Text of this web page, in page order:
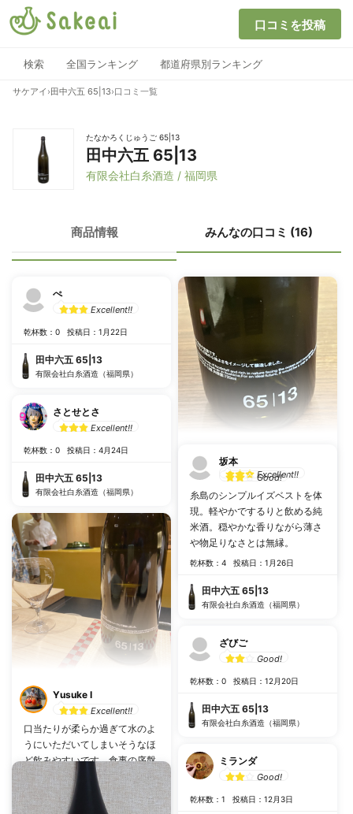
口コミを投稿
検索 全国ランキング 都道府県別ランキング
サケアイ ›田中六五 65|13›口コミ一覧
たなかろくじゅうご 65|13
田中六五 65|13
有限会社白糸酒造 / 福岡県
商品情報 みんなの口コミ (16)
ぺ
Excellent!!
乾杯数：0 投稿日：1月22日
田中六五 65|13
有限会社白糸酒造（福岡県）
としっち
Excellent!!
#お米の甘さ # 柔らかい
乾杯数：0 投稿日：11月21日
有限会社白糸酒造（福岡県）
さとせとさ
Excellent!!
乾杯数：0 投稿日：4月24日
田中六五 65|13
有限会社白糸酒造（福岡県）
坂本
Good!
糸島のシンプルイズベストを体
現。軽やかでするりと飲める純
米酒。穏やかな香りながら薄さ
や物足りなさとは無縁。
乾杯数：4 投稿日：1月26日
田中六五 65|13
有限会社白糸酒造（福岡県）
Yusuke I
Excellent!!
口当たりが柔らか過ぎて水のよ
うにいただいてしまいそうなほ
ど飲みやすいです。食事の序盤
の食中酒としてバッチリでし
た。アルコール度数13%ありま
すので不意に酔われないように
ざびご
Good!
乾杯数：0 投稿日：12月20日
田中六五 65|13
有限会社白糸酒造（福岡県）
ミランダ
Good!
乾杯数：1 投稿日：12月3日